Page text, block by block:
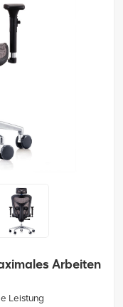
Arbeiten
Leistung